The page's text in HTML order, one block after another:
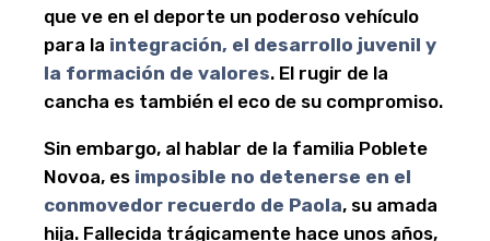
que ve en el deporte un poderoso vehículo
para la integración, el desarrollo juvenil y
la formación de valores. El rugir de la
cancha es también el eco de su compromiso.
Sin embargo, al hablar de la familia Poblete
Novoa, es imposible no detenerse en el
conmovedor recuerdo de Paola, su amada
hija. Fallecida trágicamente hace unos años,